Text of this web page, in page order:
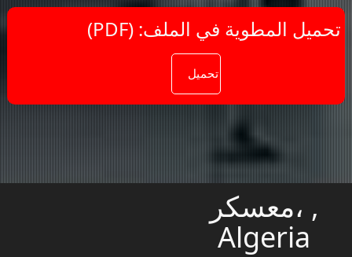
(PDF) :تحميل المطوية في الملف
معسكر، ,
Algeria